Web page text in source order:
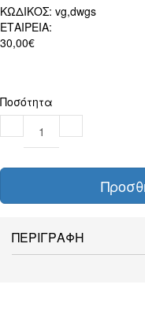
ΚΩΔΙΚΟΣ: vg,dwgs
ΕΤΑΙΡΕΙΑ:
30,00€
Ποσότητα
ΠΕΡΙΓΡΑΦΗ